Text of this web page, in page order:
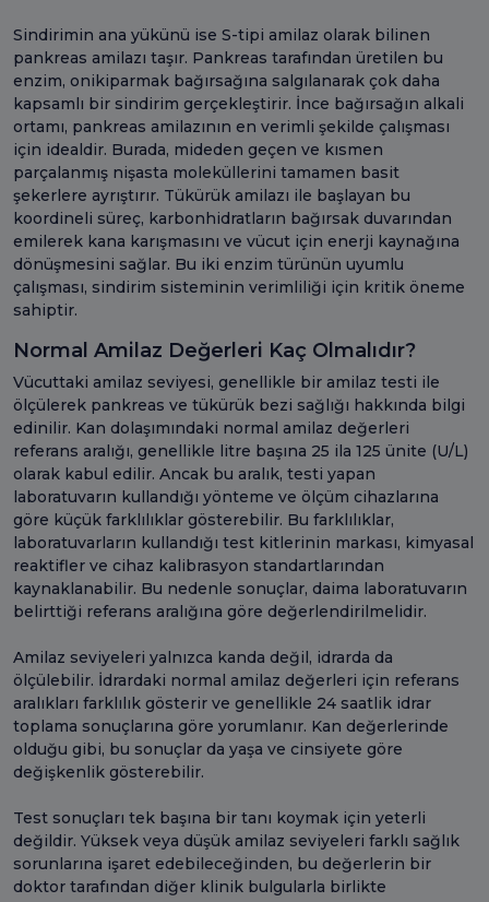
Sindirimin ana yükünü ise S-tipi amilaz olarak bilinen
pankreas amilazı taşır. Pankreas tarafından üretilen bu
enzim, onikiparmak bağırsağına salgılanarak çok daha
kapsamlı bir sindirim gerçekleştirir. İnce bağırsağın alkali
ortamı, pankreas amilazının en verimli şekilde çalışması
için idealdir. Burada, mideden geçen ve kısmen
parçalanmış nişasta moleküllerini tamamen basit
şekerlere ayrıştırır. Tükürük amilazı ile başlayan bu
koordineli süreç, karbonhidratların bağırsak duvarından
emilerek kana karışmasını ve vücut için enerji kaynağına
dönüşmesini sağlar. Bu iki enzim türünün uyumlu
çalışması, sindirim sisteminin verimliliği için kritik öneme
sahiptir.
Normal Amilaz Değerleri Kaç Olmalıdır?
Vücuttaki amilaz seviyesi, genellikle bir amilaz testi ile
ölçülerek pankreas ve tükürük bezi sağlığı hakkında bilgi
edinilir. Kan dolaşımındaki normal amilaz değerleri
referans aralığı, genellikle litre başına 25 ila 125 ünite (U/L)
olarak kabul edilir. Ancak bu aralık, testi yapan
laboratuvarın kullandığı yönteme ve ölçüm cihazlarına
göre küçük farklılıklar gösterebilir. Bu farklılıklar,
laboratuvarların kullandığı test kitlerinin markası, kimyasal
reaktifler ve cihaz kalibrasyon standartlarından
kaynaklanabilir. Bu nedenle sonuçlar, daima laboratuvarın
belirttiği referans aralığına göre değerlendirilmelidir.
Amilaz seviyeleri yalnızca kanda değil, idrarda da
ölçülebilir. İdrardaki normal amilaz değerleri için referans
aralıkları farklılık gösterir ve genellikle 24 saatlik idrar
toplama sonuçlarına göre yorumlanır. Kan değerlerinde
olduğu gibi, bu sonuçlar da yaşa ve cinsiyete göre
değişkenlik gösterebilir.
Test sonuçları tek başına bir tanı koymak için yeterli
değildir. Yüksek veya düşük amilaz seviyeleri farklı sağlık
sorunlarına işaret edebileceğinden, bu değerlerin bir
doktor tarafından diğer klinik bulgularla birlikte